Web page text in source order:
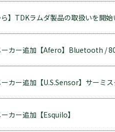
ら】TDKラムダ製品の取扱いを開
カー追加【Afero】Bluetooth /
カー追加【U.S.Sensor】サーミ
カー追加【Esquilo】